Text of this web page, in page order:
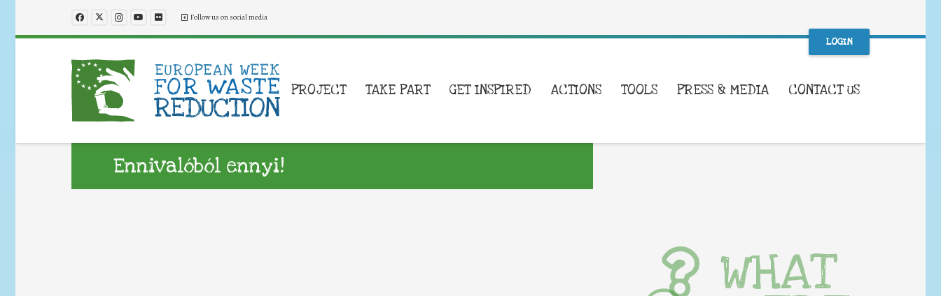
Follow us on social media
LOGIN
PROJECT TAKE PART GET INSPIRED ACTIONS TOOLS PRESS & MEDIA CONTACT US
Ennivalóból ennyi!
WHAT